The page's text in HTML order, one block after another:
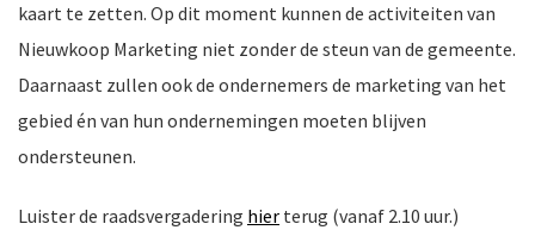
kaart te zetten. Op dit moment kunnen de activiteiten van
Nieuwkoop Marketing niet zonder de steun van de gemeente.
Daarnaast zullen ook de ondernemers de marketing van het
gebied én van hun ondernemingen moeten blijven
ondersteunen.
Luister de raadsvergadering hier terug (vanaf 2.10 uur.)